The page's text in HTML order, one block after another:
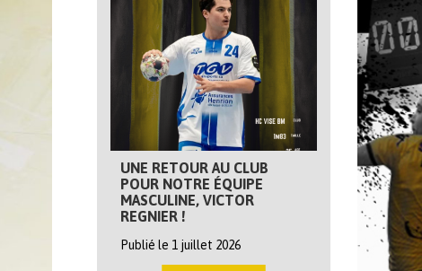
UNE RETOUR AU CLUB
POUR NOTRE ÉQUIPE
MASCULINE, VICTOR
REGNIER !
Publié le 1 juillet 2026